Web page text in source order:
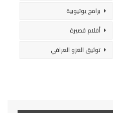
برامج يوتيوبية
أفلام قصيرة
توثيق الغزو العراقي